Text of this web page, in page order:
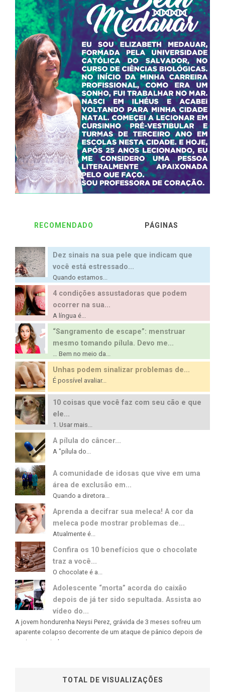
RECOMENDADO PÁGINAS
Dez sinais na sua pele que indicam que
você está estressado...
Quando estamos...
4 condições assustadoras que podem
ocorrer na sua...
A língua é...
“Sangramento de escape”: menstruar
mesmo tomando pílula. Devo me...
… Bem no meio da...
Unhas podem sinalizar problemas de...
É possível avaliar...
10 coisas que você faz com seu cão e que
ele...
1. Usar mais...
A pílula do câncer...
A "pílula do...
A comunidade de idosas que vive em uma
área de exclusão em...
Quando a diretora...
Aprenda a decifrar sua meleca! A cor da
meleca pode mostrar problemas de...
Atualmente é...
Confira os 10 benefícios que o chocolate
traz a você...
O chocolate é a...
Adolescente “morta” acorda do caixão
depois de já ter sido sepultada. Assista ao
vídeo do...
A jovem hondurenha Neysi Perez, grávida de 3 meses sofreu um
aparente colapso decorrente de um ataque de pânico depois de
ouvir uma rajada...
TOTAL DE VISUALIZAÇÕES